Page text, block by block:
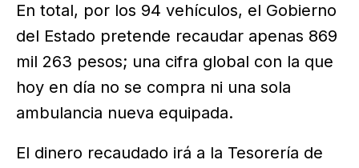
En total, por los 94 vehículos, el Gobierno
del Estado pretende recaudar apenas 869
mil 263 pesos; una cifra global con la que
hoy en día no se compra ni una sola
ambulancia nueva equipada.
El dinero recaudado irá a la Tesorería de